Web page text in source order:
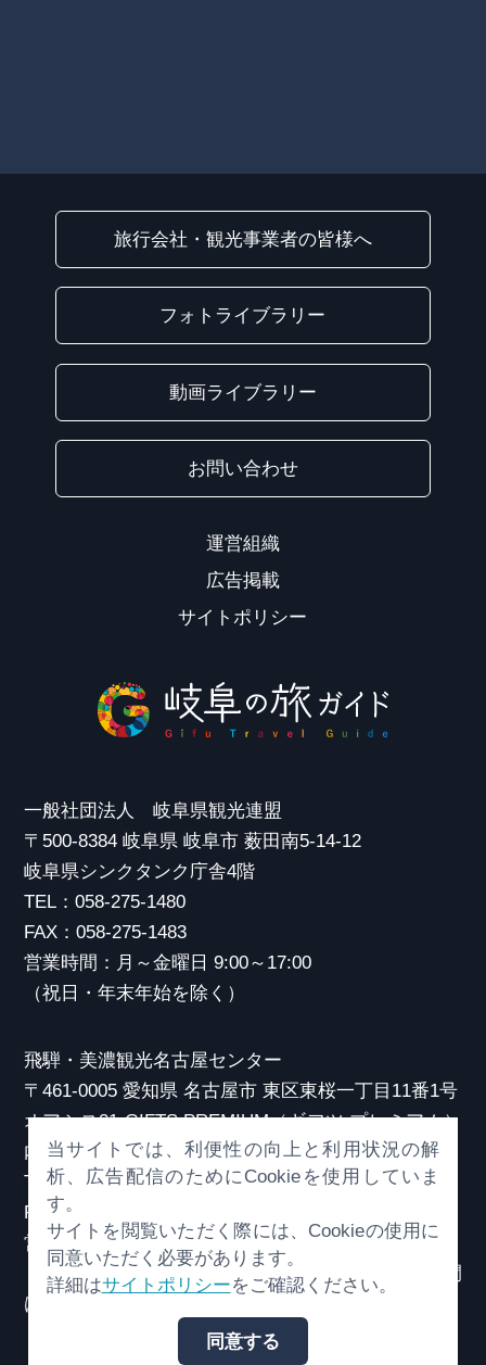
旅行会社・観光事業者の皆様へ
フォトライブラリー
動画ライブラリー
お問い合わせ
運営組織
広告掲載
サイトポリシー
一般社団法人 岐阜県観光連盟
〒500-8384 岐阜県 岐阜市 薮田南5-14-12
岐阜県シンクタンク庁舎4階
TEL：058-275-1480
FAX：058-275-1483
営業時間：月～金曜日 9:00～17:00
（祝日・年末年始を除く）
飛騨・美濃観光名古屋センター
〒461-0005 愛知県 名古屋市 東区東桜一丁目11番1号
オアシス21 GIFTS PREMIUM（ギフツ プレミアム）
内
TEL：052-253-6185
FAX：052-253-6186
営業時間：10:00～21:00
（原則、元日を除き年中無休）※観光相談対応時間
は18:30まで
当サイトでは、利便性の向上と利用状況の解
析、広告配信のためにCookieを使用していま
す。
サイトを閲覧いただく際には、Cookieの使用に
同意いただく必要があります。
詳細はサイトポリシーをご確認ください。
同意する